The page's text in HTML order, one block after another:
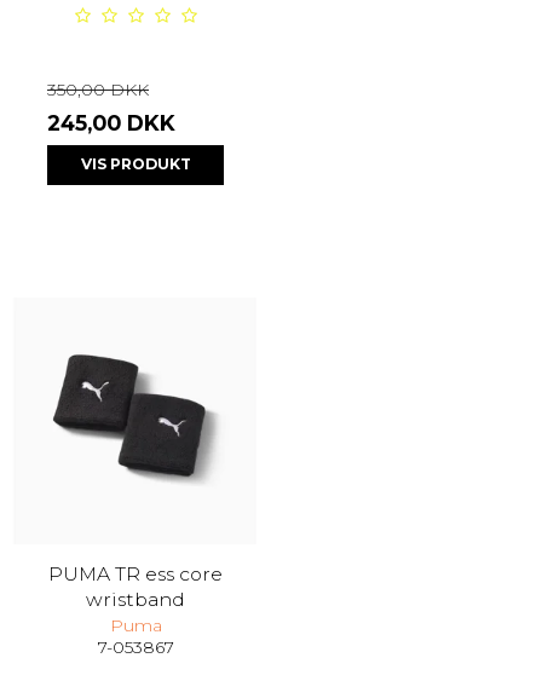
350,00 DKK
245,00 DKK
VIS PRODUKT
PUMA TR ess core
wristband
Puma
7-053867